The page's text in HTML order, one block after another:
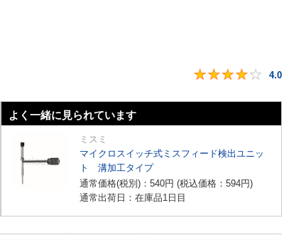
4.0
よく一緒に見られています
ミスミ
マイクロスイッチ式ミスフィード検出ユニッ
ト 溝加工タイプ
通常価格(税別)： 540円 (税込価格： 594円)
通常出荷日：在庫品1日目